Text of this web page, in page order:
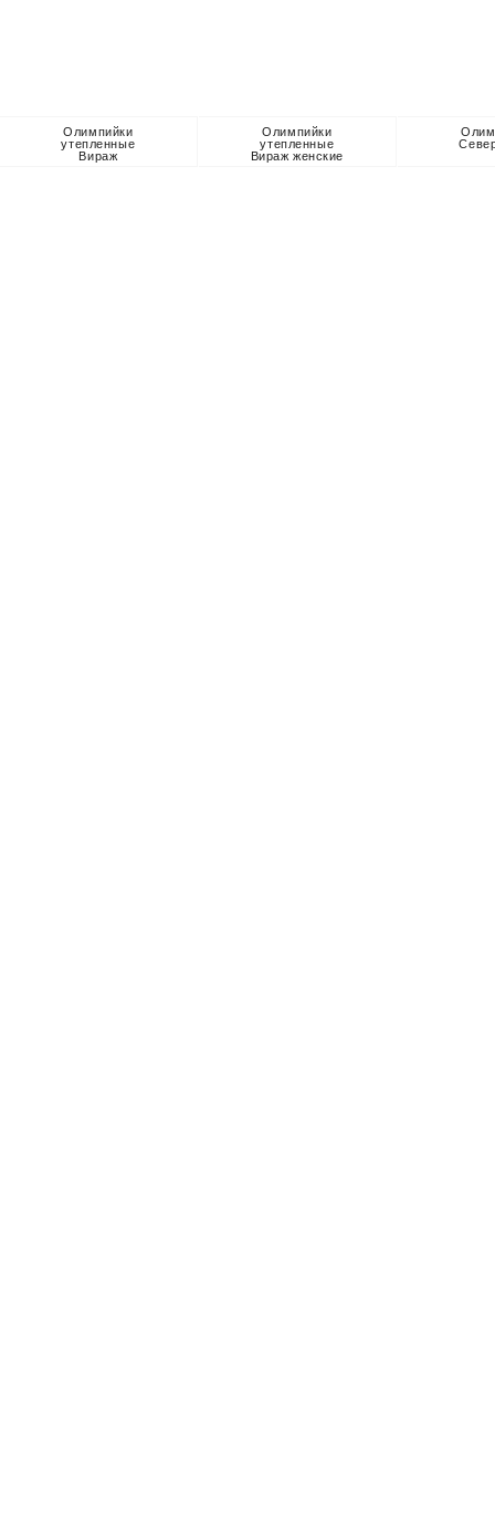
Олимпийки
утепленные
Вираж
Олимпийки
утепленные
Вираж женские